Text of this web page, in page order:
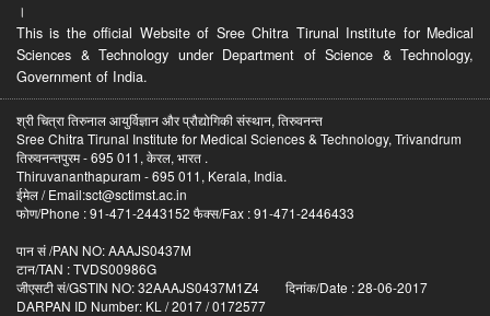
।
This is the official Website of Sree Chitra Tirunal Institute for Medical
Sciences & Technology under Department of Science & Technology,
Government of India.
श्री चित्रा तिरुनाल आयुर्विज्ञान और प्रौद्योगिकी संस्थान, तिरुवनन्त
Sree Chitra Tirunal Institute for Medical Sciences & Technology, Trivandrum
तिरुवनन्तपुरम - 695 011, केरल, भारत .
Thiruvananthapuram - 695 011, Kerala, India.
ईमेल / Email:sct@sctimst.ac.in
फोण/Phone : 91-471-2443152 फैक्स/Fax : 91-471-2446433
पान सं /PAN NO: AAAJS0437M
टान/TAN : TVDS00986G
जीएसटी सं/GSTIN NO: 32AAAJS0437M1Z4 दिनांक/Date : 28-06-2017
DARPAN ID Number: KL / 2017 / 0172577